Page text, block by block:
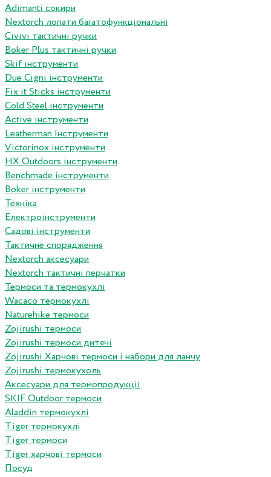
Adimanti сокири
Nextorch лопати багатофункціональні
Сivivi тактичні ручки
Boker Plus тактичні ручки
Skif інструменти
Due Cigni інструменти
Fix it Sticks інструменти
Сold Steel інструменти
Active інструменти
Leatherman Інструменти
Victorinox інструменти
HX Outdoors інструменти
Benchmade інструменти
Boker інструменти
Техніка
Електроінструменти
Садові інструменти
Тактичне спорядження
Nextorch аксесуари
Nextorch тактичні перчатки
Термоси та термокухлі
Wacaco термокухлі
Naturehike термоси
Zojirushi термоси
Zojirushi термоси дитячі
Zojirushi Харчові термоси і набори для ланчу
Zojirushi термокухоль
Аксесуари для термопродукціі
SKIF Outdoor термоси
Aladdin термокухлі
Tiger термокухлі
Tiger термоси
Tiger харчові термоси
Посуд